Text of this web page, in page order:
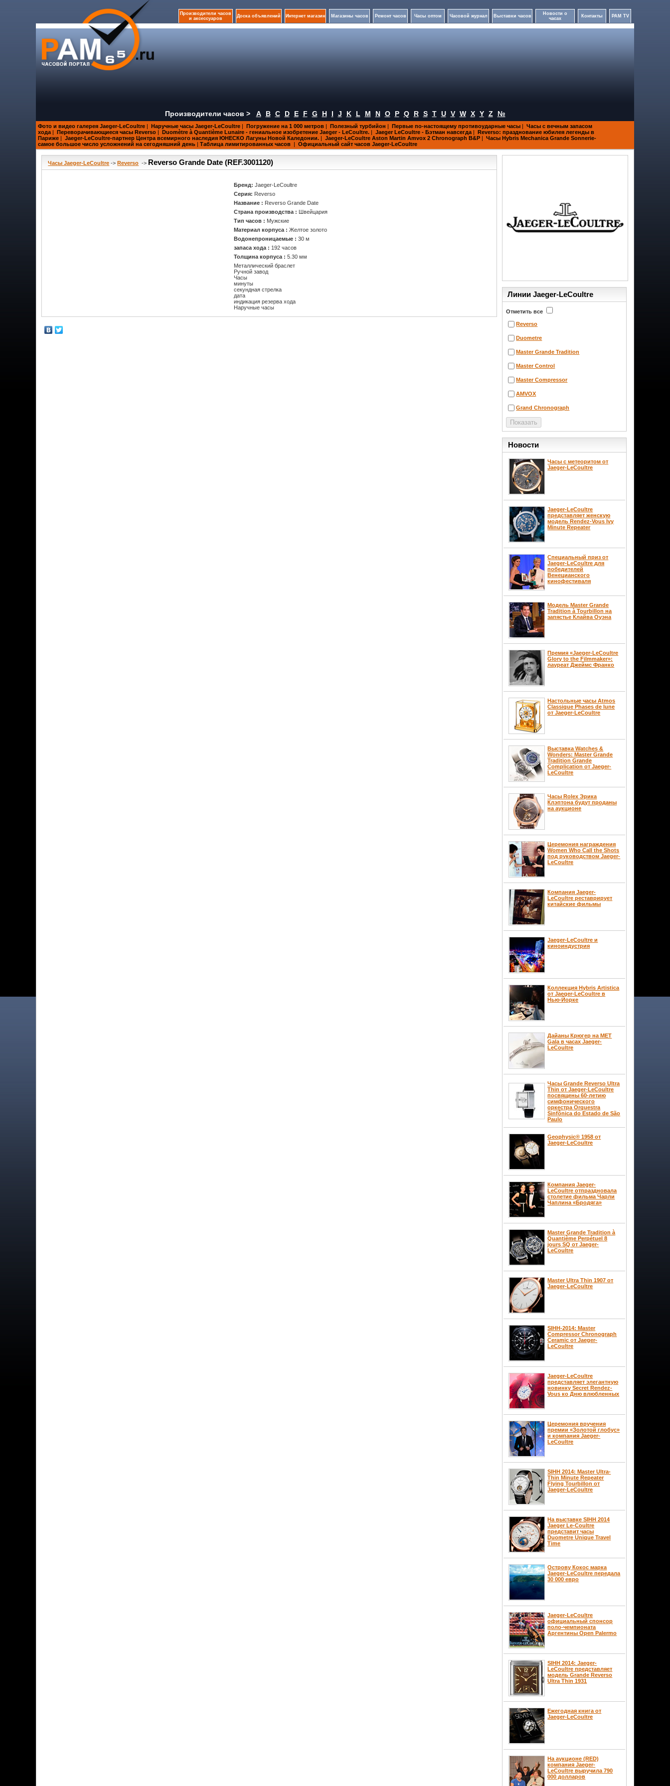
Производители часов
и аксессуаров
Доска объявлений Интернет магазин Магазины часов Ремонт часов Часы оптом Часовой журнал Выставки часов
Новости о
часах
Контакты PAM TV
Производители часов > A B C D E F G H I J K L M N O P Q R S T U V W X Y Z №
Фото и видео галерея Jaeger-LeCoultre | Наручные часы Jaeger-LeCoultre | Погружение на 1 000 метров | Полезный турбийон | Первые по-настоящему противоударные часы | Часы с вечным запасом
хода | Переворачивающиеся часы Reverso | Duomètre à Quantième Lunaire - гениальное изобретение Jaeger - LeCoultre. | Jaeger LeCoultre - Бэтман навсегда | Reverso: празднование юбилея легенды в
Париже | Jaeger-LeCoultre-партнер Центра всемирного наследия ЮНЕСКО Лагуны Новой Каледонии. | Jaeger-LeCoultre Aston Martin Amvox 2 Chronograph B&P | Часы Hybris Mechanica Grande Sonnerie-
самое большое число усложнений на сегодняшний день | Таблица лимитированных часов | Официальный сайт часов Jaeger-LeCoultre
Часы Jaeger-LeCoultre -> Reverso -> Reverso Grande Date (REF.3001120)
Бренд:Jaeger-LeCoultre
Серия: Reverso
Название : Reverso Grande Date
Страна производства :
Швейцария
Тип часов : Мужские
Материал корпуса :Желтое золото
Водонепроницаемые :30 м
запаса хода : 192 часов
Толщина корпуса :5.30 мм
Металлический браслет
Ручной завод
Часы
минуты
секундная стрелка
дата
индикация резерва хода
Наручные часы
Линии Jaeger-LeCoultre
Отметить все
Reverso
Duometre
Master Grande Tradition
Master Control
Master Compressor
AMVOX
Grand Chronograph
Новости
Часы с метеоритом от
Jaeger-LeCoultre
Jaeger-LeCoultre
представляет женскую
модель Rendez-Vous Ivy
Minute Repeater
Специальный приз от
Jaeger-LeCoultre для
победителей
Венецианского
кинофестиваля
Модель Master Grande
Tradition à Tourbillon на
запястье Клайва Оуэна
Премия «Jaeger-LeCoultre
Glory to the Filmmaker»:
лауреат Джеймс Франко
Настольные часы Atmos
Classique Phases de lune
от Jaeger-LeCoultre
Выставка Watches &
Wonders: Master Grande
Tradition Grande
Complication от Jaeger-
LeCoultre
Часы Rolex Эрика
Клэптона будут проданы
на аукционе
Церемония награждения
Women Who Call the Shots
под руководством Jaeger-
LeCoultre
Компания Jaeger-
LeCoultre реставрирует
китайские фильмы
Jaeger-LeCoultre и
киноиндустрия
Коллекция Hybris Artistica
от Jaeger-LeCoultre в
Нью-Йорке
Дайаны Крюгер на MET
Gala в часах Jaeger-
LeCoultre
Часы Grande Reverso Ultra
Thin от Jaeger-LeCoultre
посвящены 60-летию
симфонического
оркестра Orquestra
Sinfônica do Estado de São
Paulo
Geophysic® 1958 от
Jaeger-LeCoultre
Компания Jaeger-
LeCoultre отпраздновала
столетие фильма Чарли
Чаплина «Бродяга»
Master Grande Tradition à
Quantième Perpétuel 8
jours SQ от Jaeger-
LeCoultre
Master Ultra Thin 1907 от
Jaeger-LeCoultre
SIHH-2014: Master
Compressor Chronograph
Ceramic от Jaeger-
LeCoultre
Jaeger-LeCoultre
представляет элегантную
новинку Secret Rendez-
Vous ко Дню влюбленных
Церемония вручения
премии «Золотой глобус»
и компания Jaeger-
LeCoultre
SIHH 2014: Master Ultra-
Thin Minute Repeater
Flying Tourbillon от
Jaeger-LeCoultre
На выставке SIHH 2014
Jaeger Le-Coultre
представит часы
Duometre Unique Travel
Time
Острову Кокос марка
Jaeger-LeCoultre передала
30 000 евро
Jaeger-LeCoultre
официальный спонсор
поло-чемпионата
Аргентины Open Palermo
SIHH 2014: Jaeger-
LeCoultre представляет
модель Grande Reverso
Ultra Thin 1931
Ежегодная книга от
Jaeger-LeCoultre
На аукционе (RED)
компания Jaeger-
LeCoultre выручила 790
000 долларов